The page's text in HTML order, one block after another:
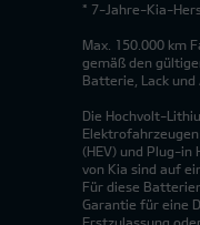
* 7-Jahre-Kia-
Max. 150.000 km
gemäß den
Batterie, Lack und
Die Hochvolt-
(HEV) und Plug-in
von Kia sind auf
Für diese
Garantie für eine
Erstzulassung